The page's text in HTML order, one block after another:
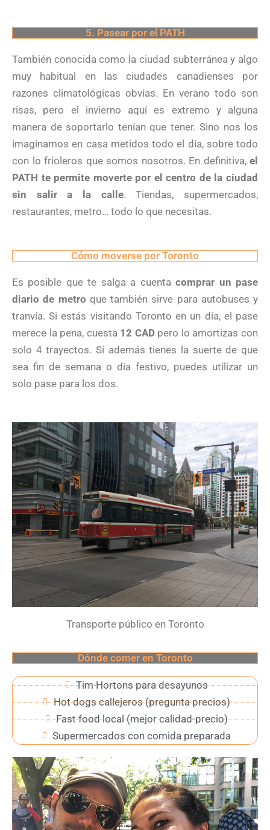
5. Pasear por el PATH
También conocida como la ciudad subterránea y algo
muy habitual en las ciudades canadienses por
razones climatológicas obvias. En verano todo son
risas, pero el invierno aquí es extremo y alguna
manera de soportarlo tenían que tener. Sino nos los
imaginamos en casa metidos todo el día, sobre todo
con lo frioleros que somos nosotros. En definitiva, el
PATH te permite moverte por el centro de la ciudad
sin salir a la calle. Tiendas, supermercados,
restaurantes, metro… todo lo que necesitas.
Cómo moverse por Toronto
Es posible que te salga a cuentacomprar un pase
diario de metro que también sirve para autobuses y
tranvía. Si estás visitando Toronto en un día, el pase
merece la pena, cuesta 12 CADpero lo amortizas con
solo 4 trayectos. Si además tienes la suerte de que
sea fin de semana o día festivo, puedes utilizar un
solo pase para los dos.
Transporte público en Toronto
Dónde comer en Toronto
Tim Hortons para desayunos
Hot dogs callejeros (pregunta precios)
Fast food local (mejor calidad-precio)
Supermercados con comida preparada